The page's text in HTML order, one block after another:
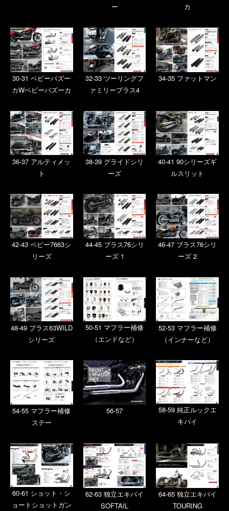
ー
カ
30-31 ベビーバズー
カWベビーバズーカ
32-33 ツーリングフ
ァミリーブラス4
34-35 ファットマン
36-37 アルティメッ
ト
38-39 グライドシリ
ーズ
40-41 90シリーズギ
ルスリット
42-43 ベビー7663シ
リーズ
44-45 ブラス76シリ
ーズ 1
46-47 ブラス76シリ
ーズ 2
48-49 ブラス63WILD
シリーズ
50-51 マフラー補修
（エンドなど）
52-53 マフラー補修
（インナーなど）
54-55 マフラー補修
ステー
56-57
58-59 純正ルックエ
キパイ
60-61 ショット・シ
ョートショットガン
62-63 独立エキパイ
SOFTAIL
64-65 独立エキパイ
TOURING